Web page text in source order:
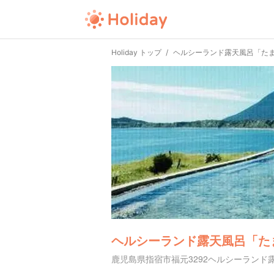
Holiday トップ ヘルシーランド露天風呂「た
ヘルシーランド露天風呂「た
鹿児島県指宿市福元3292ヘルシーランド